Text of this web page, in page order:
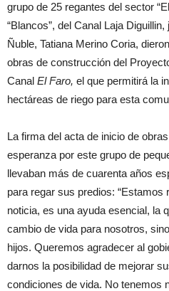
grupo de 25 regantes del sector
“Blancos”, del Canal Laja
Ñuble, Tatiana Merino Coria,
obras de construcción del
Canal El Faro, el que permitirá la
hectáreas de riego para esta
La firma del acta de inicio de
esperanza por este grupo de
llevaban más de cuarenta años
para regar sus predios:
noticia, es una ayuda esencial, la
cambio de vida para nosotros,
hijos. Queremos agradecer al
darnos la posibilidad de mejorar
condiciones de vida. No tenemos